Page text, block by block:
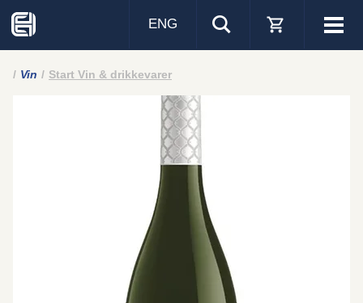
Visa
ENG
Vin Start Vin & drikkevarer